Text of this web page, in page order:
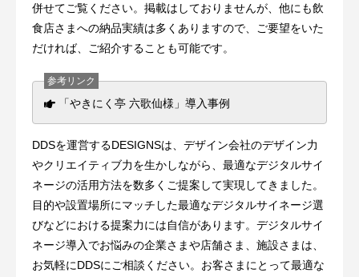
併せてご覧ください。掲載はしておりませんが、他にも飲
食店さまへの納品実績は多くありますので、ご要望をいた
だければ、ご紹介することも可能です。
「やきにく亭 六歌仙様」導入事例
DDSを運営するDESIGNSは、デザイン会社のデザイン力
やクリエイティブ力を生かしながら、最適なデジタルサイ
ネージの活用方法を数多くご提案して実現してきました。
目的や設置場所にマッチした最適なデジタルサイネージ選
びなどにおける提案力には自信があります。デジタルサイ
ネージ導入でお悩みの企業さまや店舗さま、施設さまは、
お気軽にDDSにご相談ください。お客さまにとって最適な